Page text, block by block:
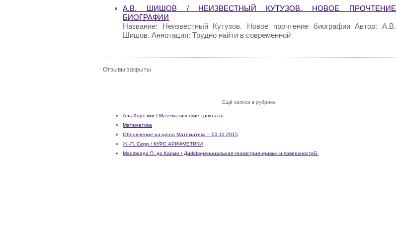
А.В. ШИШОВ / НЕИЗВЕСТНЫЙ КУТУЗОВ. НОВОЕ ПРОЧТЕНИЕ
БИОГРАФИИ
Название: Неизвестный Кутузов. Новое прочтение биографии Автор: А.В.
Шишов. Аннотация: Трудно найти в современной
Отзывы закрыты
Ещё записи в рубрике:
Аль Хорезми \ Математические трактаты
Математика
Обновление раздела Математика – 03.11.2015
Ж.-П. Серр / КУРС АРИФМЕТИКИ
Манфредо П. до Кармо / Дифференциальная геометрия кривых и поверхностей.